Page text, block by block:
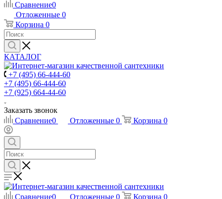
Сравнение0
Отложенные 0
Корзина 0
КАТАЛОГ
+7 (495) 66-444-60
+7 (495) 66-444-60
+7 (925) 664-44-60
Заказать звонок
Сравнение0 Отложенные 0 Корзина 0
Сравнение0 Отложенные 0 Корзина 0